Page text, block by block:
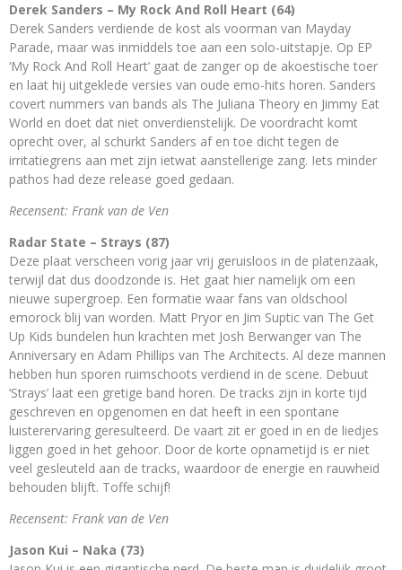
Derek Sanders – My Rock And Roll Heart (64)
Derek Sanders verdiende de kost als voorman van Mayday
Parade, maar was inmiddels toe aan een solo-uitstapje. Op EP
‘My Rock And Roll Heart’ gaat de zanger op de akoestische toer
en laat hij uitgeklede versies van oude emo-hits horen. Sanders
covert nummers van bands als The Juliana Theory en Jimmy Eat
World en doet dat niet onverdienstelijk. De voordracht komt
oprecht over, al schurkt Sanders af en toe dicht tegen de
irritatiegrens aan met zijn ietwat aanstellerige zang. Iets minder
pathos had deze release goed gedaan.
Recensent: Frank van de Ven
Radar State – Strays (87)
Deze plaat verscheen vorig jaar vrij geruisloos in de platenzaak,
terwijl dat dus doodzonde is. Het gaat hier namelijk om een
nieuwe supergroep. Een formatie waar fans van oldschool
emorock blij van worden. Matt Pryor en Jim Suptic van The Get
Up Kids bundelen hun krachten met Josh Berwanger van The
Anniversary en Adam Phillips van The Architects. Al deze mannen
hebben hun sporen ruimschoots verdiend in de scene. Debuut
‘Strays’ laat een gretige band horen. De tracks zijn in korte tijd
geschreven en opgenomen en dat heeft in een spontane
luisterervaring geresulteerd. De vaart zit er goed in en de liedjes
liggen goed in het gehoor. Door de korte opnametijd is er niet
veel gesleuteld aan de tracks, waardoor de energie en rauwheid
behouden blijft. Toffe schijf!
Recensent: Frank van de Ven
Jason Kui – Naka (73)